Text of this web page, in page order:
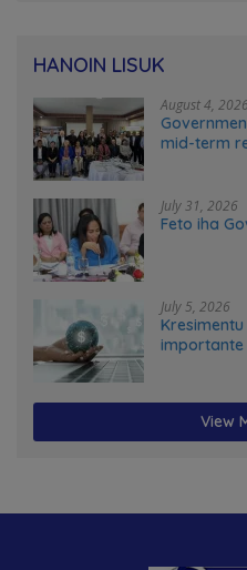
HANOIN LISUK
August 4, 2026
mid-term
July 31, 2026
Feto iha
July 5, 2026
importante
View